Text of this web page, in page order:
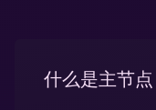
什么是主节点